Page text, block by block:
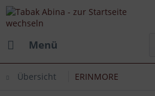
Menü
Übersicht ERINMORE